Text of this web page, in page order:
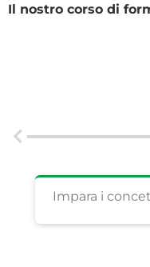
Il nostro corso di
Impara i